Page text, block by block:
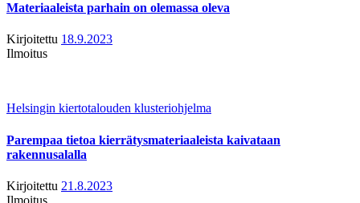
Materiaaleista parhain on olemassa oleva
Kirjoitettu 18.9.2023
Ilmoitus
Helsingin kiertotalouden klusteriohjelma
Parempaa tietoa kierrätysmateriaaleista kaivataan
rakennusalalla
Kirjoitettu 21.8.2023
Ilmoitus